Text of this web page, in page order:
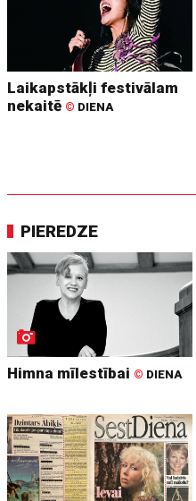
Laikapstākļi festivālam
nekaitē © DIENA
PIEREDZE
Himna mīlestībai © DIENA